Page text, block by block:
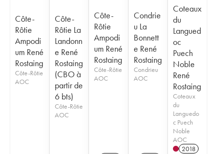
Côte-
Rôtie
Ampodi
um René
Rostaing
Côte-Rôtie
AOC
Côte-
Rôtie La
Landonn
e René
Rostaing
(CBO à
partir de
6 bts)
Côte-Rôtie
AOC
Côte-
Rôtie
Ampodi
um René
Rostaing
Côte-Rôtie
AOC
Condrie
u La
Bonnett
e René
Rostaing
Condrieu
AOC
Coteaux
du
Langued
oc
Puech
Noble
René
Rostaing
Coteaux
du
Languedo
c Puech
Noble
AOC
2018